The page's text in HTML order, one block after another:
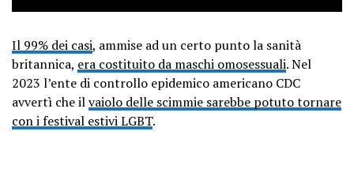
Il 99% dei casi, ammise ad un certo punto la sanità
britannica, era costituito da maschi omosessuali. Nel
2023 l’ente di controllo epidemico americano CDC
avvertì che ilvaiolo delle scimmie sarebbe potuto tornare
con i festival estivi LGBT.